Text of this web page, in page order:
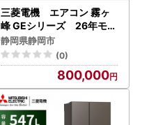
三菱電機 エアコン 霧ヶ
峰 GEシリーズ 26年モデ
ル MSZ-GE2826-W （1
0畳用/100V/ピュアホワイ
ト） 【標準設置工事付】
【配送不可：沖縄・離島】
静岡県静岡市
(0)
800,000